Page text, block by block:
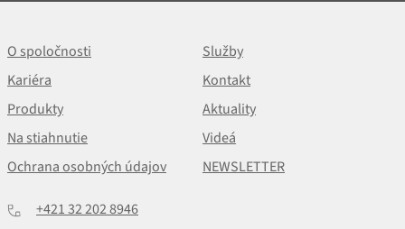
O spoločnosti
Služby
Kariéra
Kontakt
Produkty
Aktuality
Na stiahnutie
Videá
Ochrana osobných údajov
NEWSLETTER
+421 32 202 8946